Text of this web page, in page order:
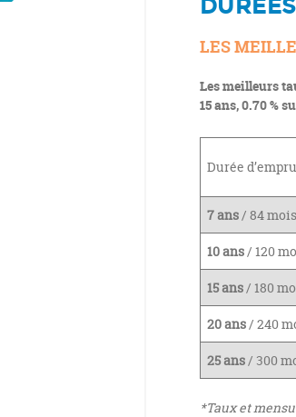
LES
Les meilleurs
15 ans, 0.70 %
Durée
7 ans/ 84 mois
10 ans/ 120
15 ans/ 180
20 ans/ 240
25 ans/ 300
*Taux et